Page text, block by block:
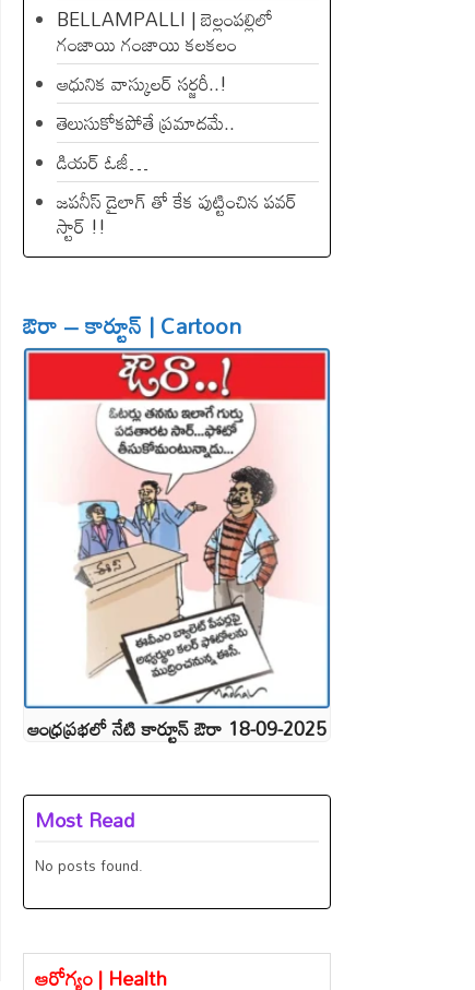
BELLAMPALLI | బెల్లంపల్లిలో
గంజాయి గంజాయి కలకలం
ఆధునిక వాస్కులర్ సర్జరీ..!
తెలుసుకోకపోతే ప్రమాదమే..
డియ‌ర్ ఓజీ…
జపనీస్ డైలాగ్ తో కేక పుట్టించిన ప‌వ‌ర్
స్టార్ !!
ఔరా – కార్టూన్ | Cartoon
ఆంధ్రప్రభలో నేటి కార్టూన్ ఔరా 18-09-2025
Most Read
No posts found.
ఆరోగ్యం | Health